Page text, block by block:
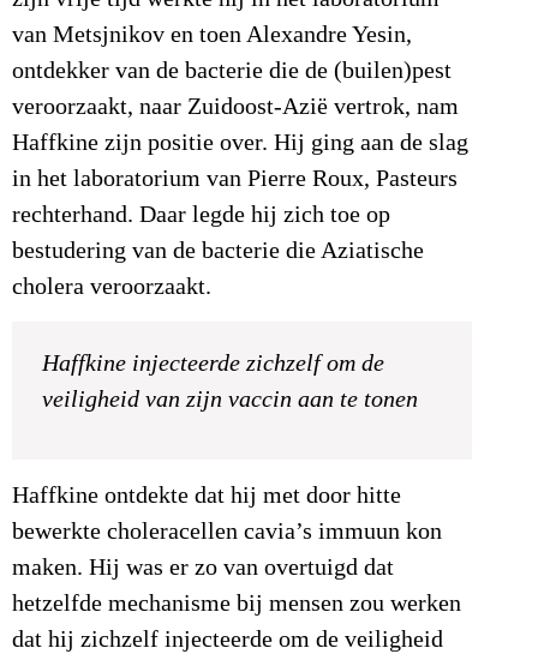
van Metsjnikov en toen Alexandre Yesin,
ontdekker van de bacterie die de (builen)pest
veroorzaakt, naar Zuidoost-Azië vertrok, nam
Haffkine zijn positie over. Hij ging aan de slag
in het laboratorium van Pierre Roux, Pasteurs
rechterhand. Daar legde hij zich toe op
bestudering van de bacterie die Aziatische
cholera veroorzaakt.
Haffkine injecteerde zichzelf om de
veiligheid van zijn vaccin aan te tonen
Haffkine ontdekte dat hij met door hitte
bewerkte choleracellen cavia’s immuun kon
maken. Hij was er zo van overtuigd dat
hetzelfde mechanisme bij mensen zou werken
dat hij zichzelf injecteerde om de veiligheid